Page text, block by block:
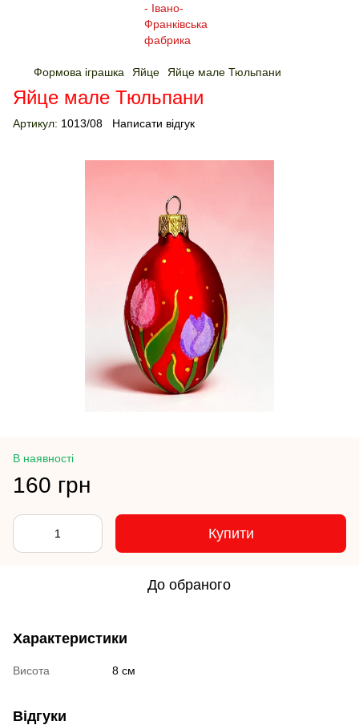
Формова іграшка Яйце Яйце мале Тюльпани
Яйце мале Тюльпани
Артикул: 1013/08 Написати відгук
В наявності
160 грн
Купити
До обраного
Характеристики
Висота 8 см
Відгуки